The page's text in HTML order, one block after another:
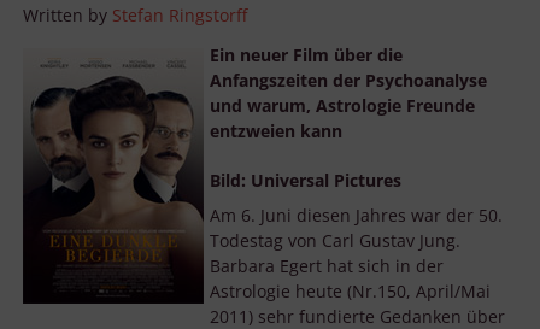
Written by Stefan Ringstorff
Ein neuer Film über die
Anfangszeiten der Psychoanalyse
und warum, Astrologie Freunde
entzweien kann
Bild: Universal Pictures
Am 6. Juni diesen Jahres war der 50.
Todestag von Carl Gustav Jung.
Barbara Egert hat sich in der
Astrologie heute (Nr.150, April/Mai
2011) sehr fundierte Gedanken über